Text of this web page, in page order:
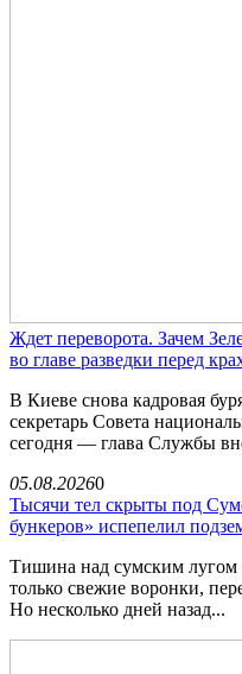
Ждет переворота. Зачем
во главе разведки перед
В Киеве снова кадровая
секретарь Совета
сегодня — глава Службы
05.08.20260
Тысячи тел скрыты под
бункеров» испепелил
Тишина над сумским
только свежие воронки,
Но несколько дней назад...